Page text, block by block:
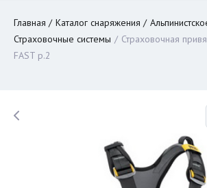
Главная Каталог снаряжения
Страховочные системы
Страховочная
FAST р.2